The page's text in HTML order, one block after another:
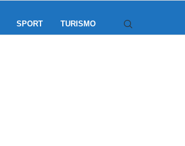
SPORT TURISMO